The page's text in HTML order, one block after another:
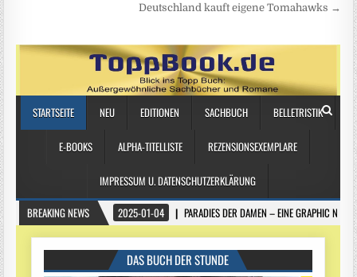
Deutschland kauft eigene Tomahawks →